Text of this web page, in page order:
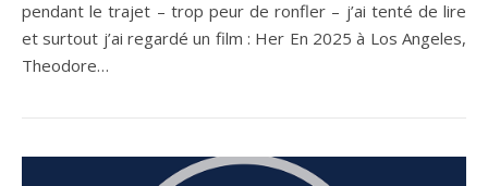
pendant le trajet – trop peur de ronfler – j’ai tenté de lire
et surtout j’ai regardé un film : Her En 2025 à Los Angeles,
Theodore…